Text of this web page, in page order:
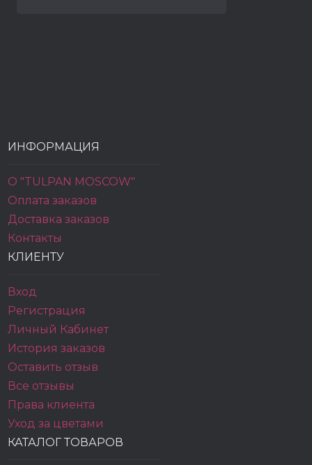
ИНФОРМАЦИЯ
О "TULPAN MOSCOW"
Оплата заказов
Доставка заказов
Контакты
КЛИЕНТУ
Вход
Регистрация
Личный Кабинет
История заказов
Оставить отзыв
Все отзывы
Права клиента
Уход за цветами
КАТАЛОГ ТОВАРОВ